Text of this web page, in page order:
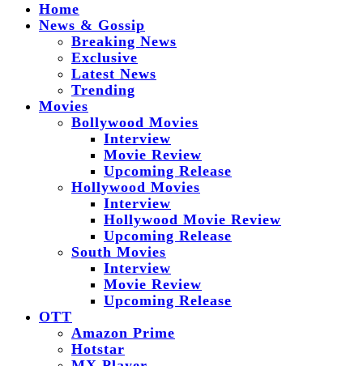
Home
News & Gossip
Breaking News
Exclusive
Latest News
Trending
Movies
Bollywood Movies
Interview
Movie Review
Upcoming Release
Hollywood Movies
Interview
Hollywood Movie Review
Upcoming Release
South Movies
Interview
Movie Review
Upcoming Release
OTT
Amazon Prime
Hotstar